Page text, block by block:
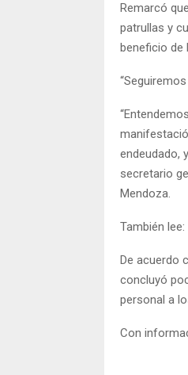
Remarcó
patrullas y
beneficio de
endeudado,
secretario
Mendoza.
También lee:
De acuerdo
concluyó
personal a
Con